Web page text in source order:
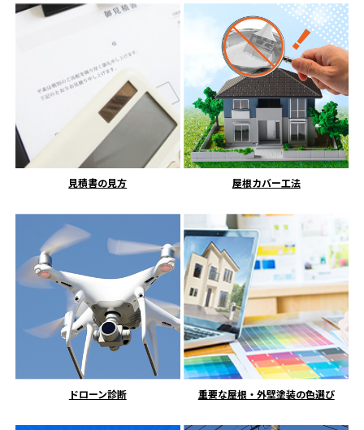
見積書の見方 屋根カバー工法
ドローン診断 重要な屋根・外壁塗装の色選び